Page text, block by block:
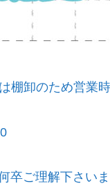
棚卸のため営業
卒ご理解下さい